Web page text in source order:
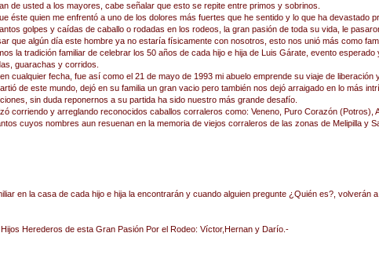
de usted a los mayores, cabe señalar que esto se repite entre primos y sobrinos.
éste quien me enfrentó a uno de los dolores más fuertes que he sentido y lo que ha devastado
golpes y caídas de caballo o rodadas en los rodeos, la gran pasión de toda su vida, le
que algún día este hombre ya no estaría físicamente con nosotros, esto nos unió más como
la tradición familiar de celebrar los 50 años de cada hijo e hija de Luis Gárate, evento esperado
guarachas y corridos.
cualquier fecha, fue así como el 21 de mayo de 1993 mi abuelo emprende su viaje de liberación
de este mundo, dejó en su familia un gran vacio pero también nos dejó arraigado en lo más
sin duda reponernos a su partida ha sido nuestro más grande desafío.
corriendo y arreglando reconocidos caballos corraleros como: Veneno, Puro Corazón (Potros),
cuyos nombres aun resuenan en la memoria de viejos corraleros de las zonas de Melipilla y
en la casa de cada hijo e hija la encontrarán y cuando alguien pregunte ¿Quién es?, volverán
Herederos de esta Gran Pasión Por el Rodeo: Víctor,Hernan y Darío.-